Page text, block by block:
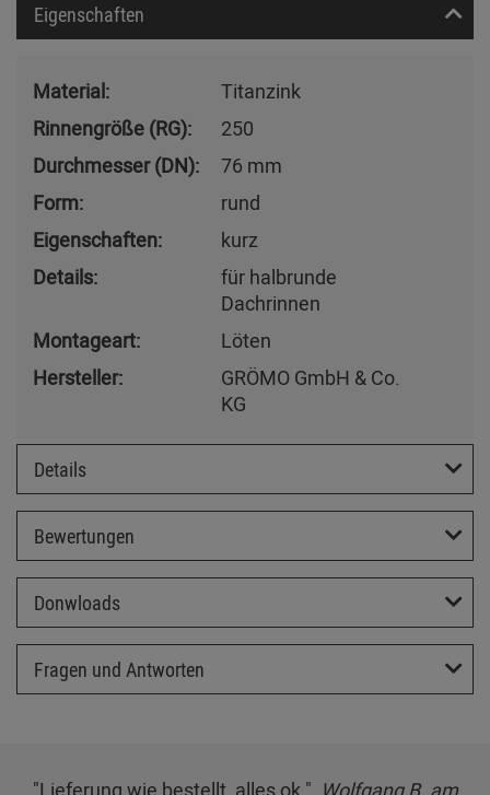
Eigenschaften
Material:
Titanzink
Rinnengröße (RG):
250
Durchmesser (DN):
76 mm
Form:
rund
Eigenschaften:
kurz
Details:
für halbrunde
Dachrinnen
Montageart:
Löten
Hersteller:
GRÖMO GmbH & Co.
KG
Details
Bewertungen
Donwloads
Fragen und Antworten
"Lieferung wie bestellt, alles ok.", Wolfgang B. am